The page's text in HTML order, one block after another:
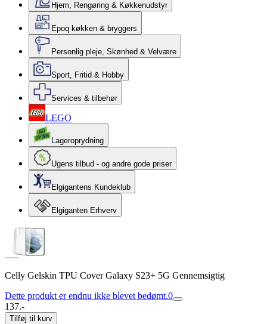
Hjem, Rengøring & Køkkenudstyr
Epoq køkken & bryggers
Personlig pleje, Skønhed & Velvære
Sport, Fritid & Hobby
Services & tilbehør
LEGO
Lageroprydning
Ugens tilbud - og andre gode priser
Elgigantens Kundeklub
Elgiganten Erhverv
Celly Gelskin TPU Cover Galaxy S23+ 5G Gennemsigtig
Dette produkt er endnu ikke blevet bedømt.0
137.-
Tilføj til kurv